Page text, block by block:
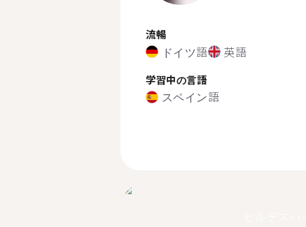
流暢
ドイツ語 英語
学習中の言語
スペイン語